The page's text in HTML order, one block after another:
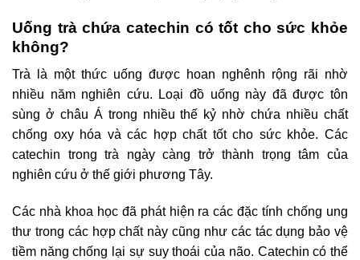
Uống trà chứa catechin có tốt cho sức khỏe
không?
Trà là một thức uống được hoan nghênh rộng rãi nhờ
nhiều năm nghiên cứu. Loại đồ uống này đã được tôn
sùng ở châu Á trong nhiều thế kỷ nhờ chứa nhiều chất
chống oxy hóa và các hợp chất tốt cho sức khỏe. Các
catechin trong trà ngày càng trở thành trọng tâm của
nghiên cứu ở thế giới phương Tây.
Các nhà khoa học đã phát hiện ra các đặc tính chống ung
thư trong các hợp chất này cũng như các tác dụng bảo vệ
tiềm năng chống lại sự suy thoái của não. Catechin có thể